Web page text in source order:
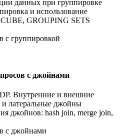
данных при группировке
и использование
GROUPING SETS
с группировкой
с джойнами
Внутренние и внешние
латеральные джойны
джойнов: hash join, merge join,
с джойнами